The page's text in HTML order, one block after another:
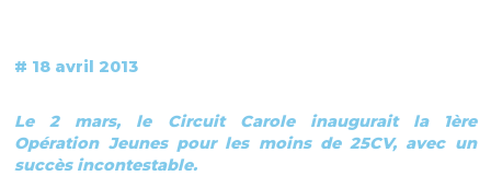
# 18 avril 2013
Le 2 mars, le Circuit Carole inaugurait la 1ère
Opération Jeunes pour les moins de 25CV, avec un
succès incontestable.